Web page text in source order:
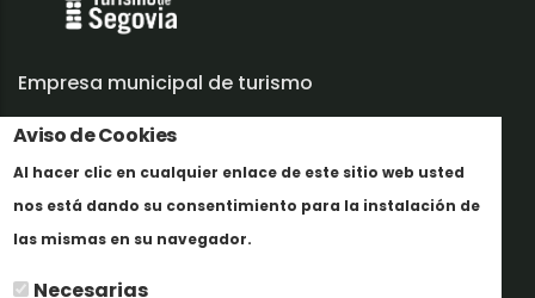
Aviso de Cookies
Al hacer clic en cualquier enlace de este sitio web usted
nos está dando su consentimiento para la instalación de
las mismas en su navegador.
Necesarias
Empresa municipal de turismo
Trabaja con nosotros
Informes y documentación
Perfil del contratante